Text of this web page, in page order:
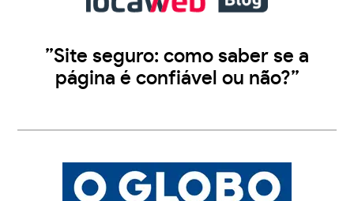
”Site seguro: como saber se a
página é confiável ou não?”